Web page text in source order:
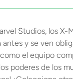
Studios, los
y se ven
el equipo
poderes de los